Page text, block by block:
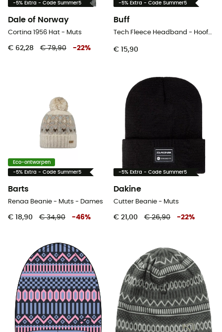
-5% Extra - Code Summer5
Dale of Norway
Cortina 1956 Hat - Muts
€ 62,28 € 79,90 -22%
-5% Extra - Code Summer5
Buff
Tech Fleece Headband - Hoofdband
€ 15,90
Eco-ontworpen
-5% Extra - Code Summer5
Barts
Renaa Beanie - Muts - Dames
€ 18,90 € 34,90 -46%
-5% Extra - Code Summer5
Dakine
Cutter Beanie - Muts
€ 21,00 € 26,90 -22%